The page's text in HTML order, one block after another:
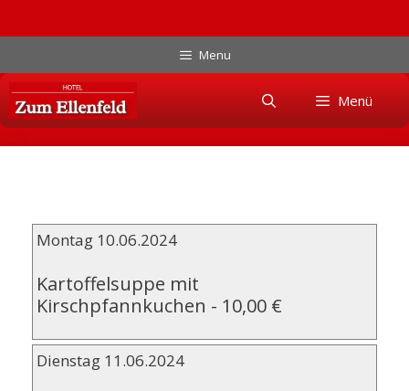
Inhalt
springen
Menu
Skip
content
Menü
Montag 10.06.2024
Kartoffelsuppe mit
Kirschpfannkuchen - 10,00 €
Dienstag 11.06.2024